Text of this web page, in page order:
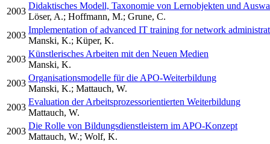
2003
Didaktisches Modell, Taxonomie von Lernobjekten und
Löser, A.; Hoffmann, M.; Grune, C.
2003
Implementation of advanced IT training for network
Manski, K.; Küper, K.
2003
Künstlerisches Arbeiten mit den Neuen Medien
Manski, K.
2003
Organisationsmodelle für die APO-Weiterbildung
Manski, K.; Mattauch, W.
2003
Evaluation der Arbeitsprozessorientierten Weiterbildung
Mattauch, W.
2003
Die Rolle von Bildungsdienstleistern im APO-Konzept
Mattauch, W.; Wolf, K.